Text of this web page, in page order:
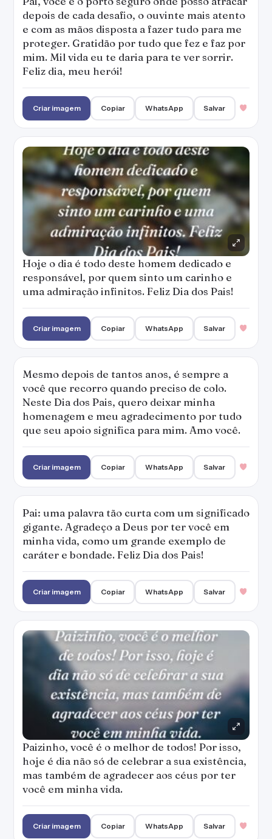
depois de cada desafio, o ouvinte mais atento
e com as mãos disposta a fazer tudo para me
proteger. Gratidão por tudo que fez e faz por
mim. Mil vida eu te daria para te ver sorrir.
Feliz dia, meu herói!
Criar imagem Copiar WhatsApp Salvar
Hoje o dia é todo deste homem dedicado e
responsável, por quem sinto um carinho e
uma admiração infinitos. Feliz Dia dos Pais!
Criar imagem Copiar WhatsApp Salvar
Mesmo depois de tantos anos, é sempre a
você que recorro quando preciso de colo.
Neste Dia dos Pais, quero deixar minha
homenagem e meu agradecimento por tudo
que seu apoio significa para mim. Amo você.
Criar imagem Copiar WhatsApp Salvar
Pai: uma palavra tão curta com um significado
gigante. Agradeço a Deus por ter você em
minha vida, como um grande exemplo de
caráter e bondade. Feliz Dia dos Pais!
Criar imagem Copiar WhatsApp Salvar
Paizinho, você é o melhor de todos! Por isso,
hoje é dia não só de celebrar a sua existência,
mas também de agradecer aos céus por ter
você em minha vida.
Criar imagem Copiar WhatsApp Salvar